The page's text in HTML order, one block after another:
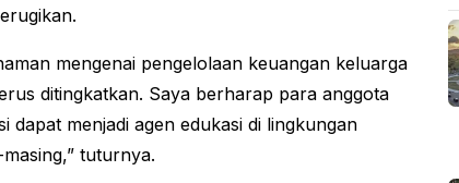
mengenai pengelolaan keuangan keluarga
ditingkatkan. Saya berharap para anggota
dapat menjadi agen edukasi di lingkungan
tuturnya.